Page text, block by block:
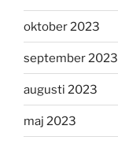
oktober 2023
september 2023
augusti 2023
maj 2023